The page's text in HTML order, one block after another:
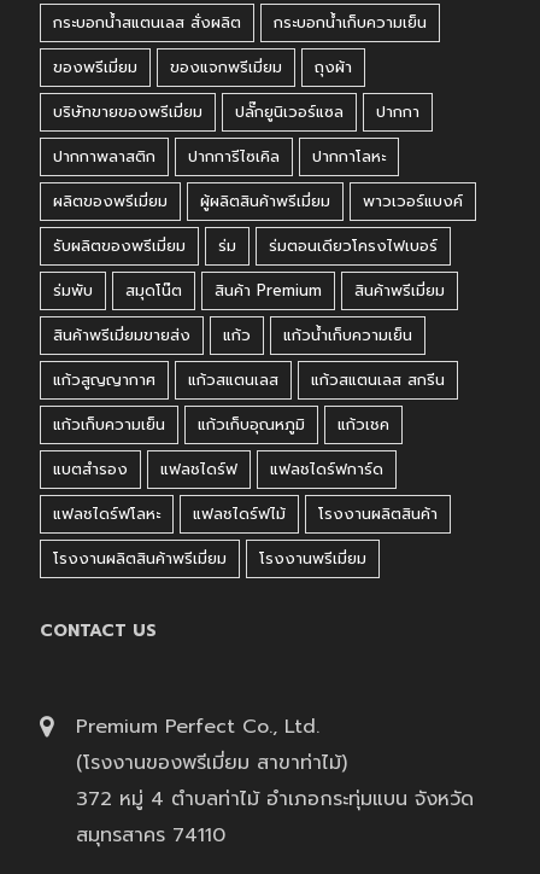
กระบอกน้ำสแตนเลส สั่งผลิต
กระบอกน้ำเก็บความเย็น
ของพรีเมี่ยม
ของแจกพรีเมี่ยม
ถุงผ้า
บริษัทขายของพรีเมี่ยม
ปลั๊กยูนิเวอร์แซล
ปากกา
ปากกาพลาสติก
ปากการีไซเคิล
ปากกาโลหะ
ผลิตของพรีเมี่ยม
ผู้ผลิตสินค้าพรีเมี่ยม
พาวเวอร์แบงค์
รับผลิตของพรีเมี่ยม
ร่ม
ร่มตอนเดียวโครงไฟเบอร์
ร่มพับ
สมุดโน๊ต สินค้า Premium
สินค้าพรีเมี่ยม
สินค้าพรีเมี่ยมขายส่ง
แก้ว
แก้วน้ำเก็บความเย็น
แก้วสูญญากาศ
แก้วสแตนเลส
แก้วสแตนเลส สกรีน
แก้วเก็บความเย็น
แก้วเก็บอุณหภูมิ
แก้วเชค
แบตสำรอง
แฟลชไดร์ฟ
แฟลชไดร์ฟการ์ด
แฟลชไดร์ฟโลหะ
แฟลชไดร์ฟไม้
โรงงานผลิตสินค้า
โรงงานผลิตสินค้าพรีเมี่ยม
โรงงานพรีเมี่ยม
CONTACT US
Premium Perfect Co., Ltd.
(โรงงานของพรีเมี่ยม สาขาท่าไม้)
372 หมู่ 4 ตำบลท่าไม้ อำเภอกระทุ่มแบน จังหวัด
สมุทรสาคร 74110